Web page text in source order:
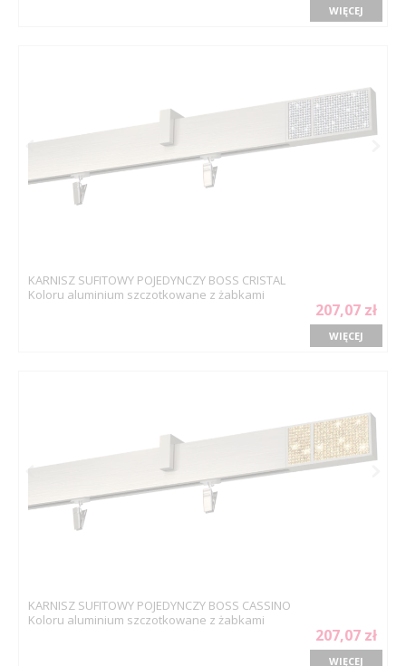
WIĘCEJ
KARNISZ SUFITOWY POJEDYNCZY BOSS CRISTAL
Koloru aluminium szczotkowane z żabkami
207,07 zł
WIĘCEJ
KARNISZ SUFITOWY POJEDYNCZY BOSS CASSINO
Koloru aluminium szczotkowane z żabkami
207,07 zł
WIĘCEJ